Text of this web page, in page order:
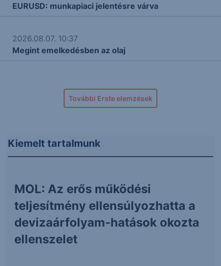
EURUSD: munkapiaci jelentésre várva
2026.08.07. 10:37
Megint emelkedésben az olaj
További Erste elemzések
Kiemelt tartalmunk
MOL: Az erős működési
teljesítmény ellensúlyozhatta a
devizaárfolyam-hatások okozta
ellenszelet